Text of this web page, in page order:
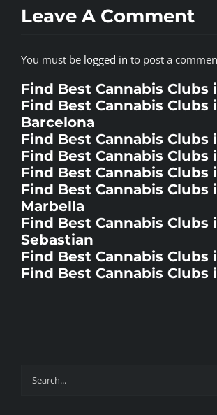
Leave A Comment
You must be logged in to post a
Find Best Cannabis Clubs
Find Best Cannabis Clubs
Barcelona
Find Best Cannabis Clubs
Find Best Cannabis Clubs
Find Best Cannabis Clubs
Find Best Cannabis Clubs
Marbella
Find Best Cannabis Clubs
Sebastian
Find Best Cannabis Clubs
Find Best Cannabis
Search